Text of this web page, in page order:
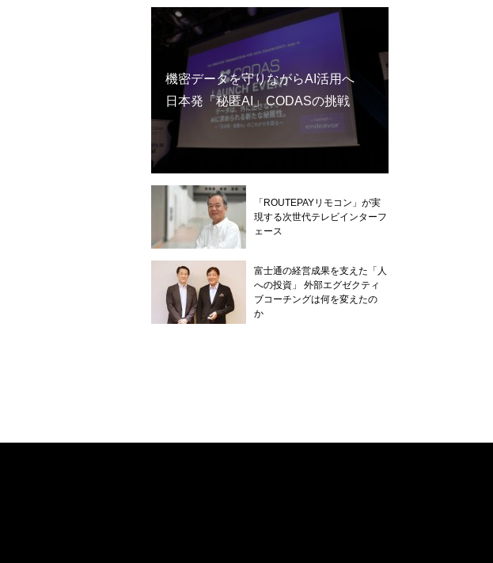
機密データを守りながらAI活用へ
日本発「秘匿AI」CODASの挑戦
「ROUTEPAYリモコン」が実
現する次世代テレビインターフ
ェース
富士通の経営成果を支えた「人
への投資」 外部エグゼクティ
ブコーチングは何を変えたの
か